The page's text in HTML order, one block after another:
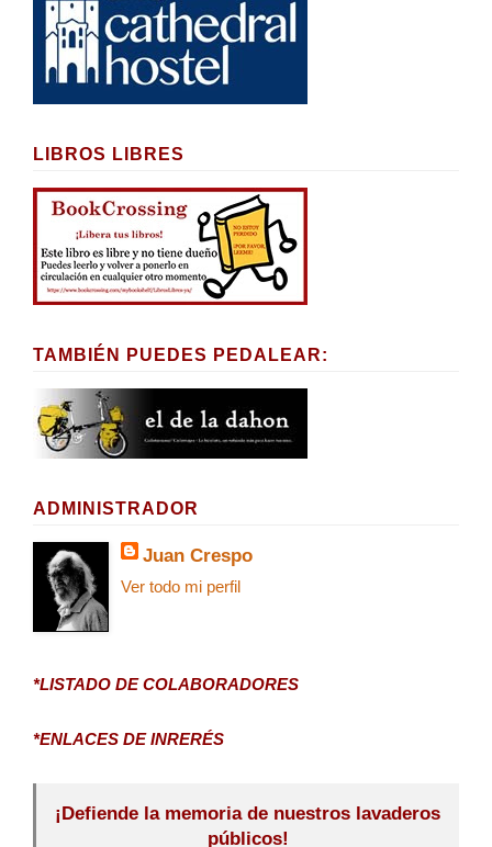
LIBROS LIBRES
TAMBIÉN PUEDES PEDALEAR:
ADMINISTRADOR
Juan Crespo
Ver todo mi perfil
*LISTADO DE COLABORADORES
*ENLACES DE INRERÉS
¡Defiende la memoria de nuestros lavaderos
públicos!